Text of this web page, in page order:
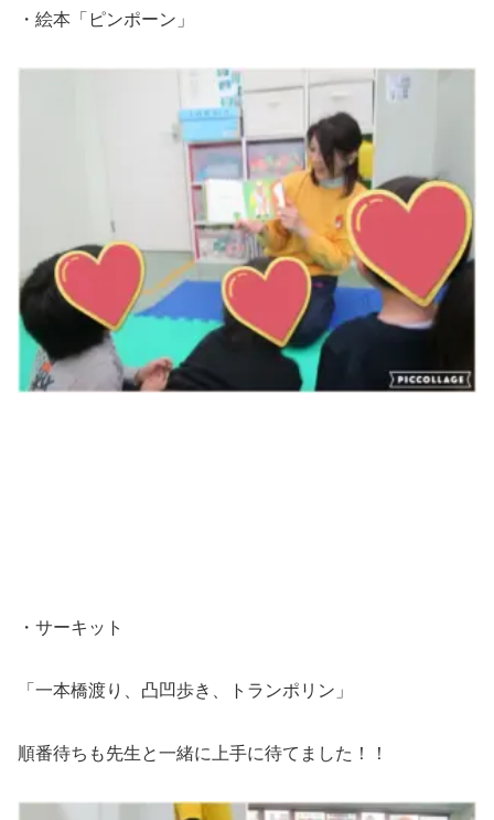
・絵本「ピンポーン」
・サーキット
「一本橋渡り、凸凹歩き、トランポリン」
順番待ちも先生と一緒に上手に待てました！！